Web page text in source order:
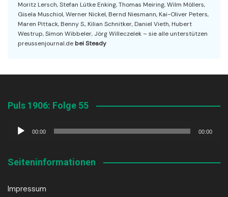
Moritz Lersch, Stefan Lütke Enking, Thomas Meiring, Wilm Möllers,
Gisela Muschiol, Werner Nickel, Bernd Niesmann, Kai-Oliver Peters,
Maren Pittack, Benny S., Kilian Schnitker, Daniel Vieth, Hubert
Westrup, Simon Wibbeler, Jörg Willeczelek – sie alle unterstützen
preussenjournal.de bei Steady
Puls 1906: Folge 55
Audio-
00:00 00:00
Seiteninformationen
Impressum